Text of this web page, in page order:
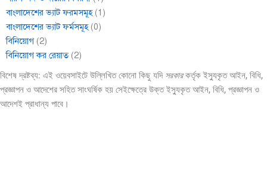
বাংলাদেশের ভ্যাট ফরমসমূহ(1)
বাংলাদেশের ভ্যাট ফর্মসমূহ(0)
বিনিয়োগ(2)
বিনিয়োগ কর রেয়াত(2)
বিশেষ দ্রষ্টব্য: এই ওয়েবসাইটে উল্লিখিত কোনো কিছু যদি সরকারকর্তৃক ইস্যুকৃত আইন, বিধি,
প্রজ্ঞাপন ও আদেশের সহিত সাংঘর্ষিক হয় সেইক্ষেত্রে উক্ত ইস্যুকৃত আইন, বিধি, প্রজ্ঞাপন ও
আদেশই প্রাধান্য পাবে।